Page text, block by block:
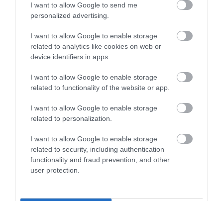
I want to allow Google to send me
personalized advertising.
I want to allow Google to enable storage
related to analytics like cookies on web or
device identifiers in apps.
I want to allow Google to enable storage
related to functionality of the website or app.
I want to allow Google to enable storage
related to personalization.
I want to allow Google to enable storage
related to security, including authentication
functionality and fraud prevention, and other
user protection.